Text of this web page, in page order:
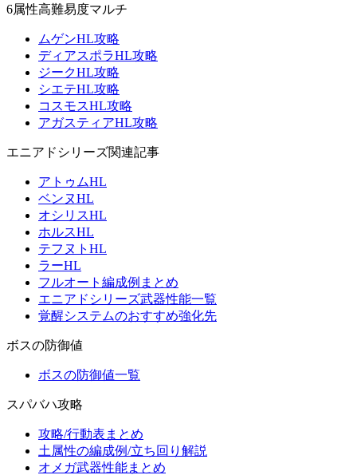
6属性高難易度マルチ
ムゲンHL攻略
ディアスポラHL攻略
ジークHL攻略
シエテHL攻略
コスモスHL攻略
アガスティアHL攻略
エニアドシリーズ関連記事
アトゥムHL
ベンヌHL
オシリスHL
ホルスHL
テフヌトHL
ラーHL
フルオート編成例まとめ
エニアドシリーズ武器性能一覧
覚醒システムのおすすめ強化先
ボスの防御値
ボスの防御値一覧
スパバハ攻略
攻略/行動表まとめ
土属性の編成例/立ち回り解説
オメガ武器性能まとめ